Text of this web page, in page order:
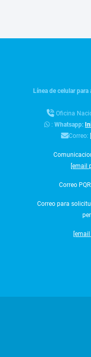
Línea de celular
Oficina
:Whatsapp:
Correo:
[email
Correo PQR:
Correo para